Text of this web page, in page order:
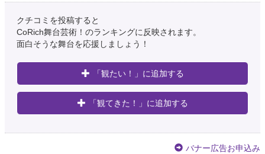
クチコミを投稿すると
CoRich舞台芸術！のランキングに反映されます。
面白そうな舞台を応援しましょう！
「観たい！」に追加する
「観てきた！」に追加する
バナー広告お申込み